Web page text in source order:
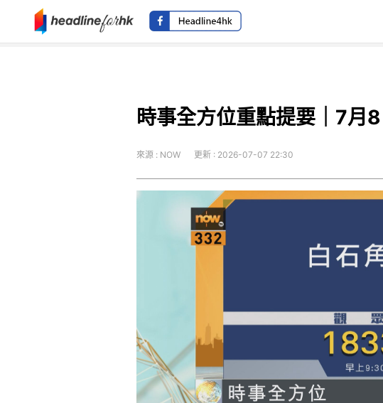
時事全方位重點提要｜7月8
來源 : NOW 更新 : 2026-07-07 22:30